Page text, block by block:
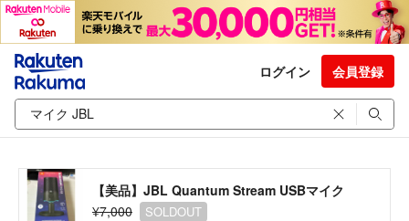
ログイン 会員登録
【美品】JBL Quantum Stream USBマイク
¥7,000
SOLDOUT